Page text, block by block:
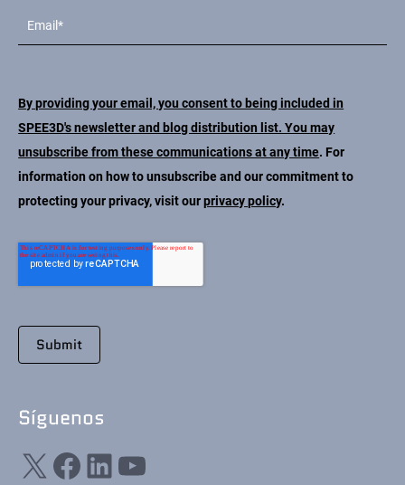
By providing your email, you consent to being included in
SPEE3D's newsletter and blog distribution list. You may
unsubscribe from these communications at any time. For
information on how to unsubscribe and our commitment to
protecting your privacy, visit ourprivacy policy.
Síguenos
X Facebook LinkedIn YouTube